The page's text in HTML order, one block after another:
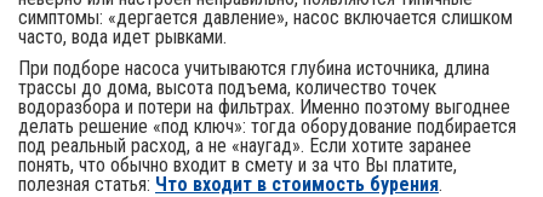
симптомы: «дергается давление», насос включается слишком
часто, вода идет рывками.
При подборе насоса учитываются глубина источника, длина
трассы до дома, высота подъема, количество точек
водоразбора и потери на фильтрах. Именно поэтому выгоднее
делать решение «под ключ»: тогда оборудование подбирается
под реальный расход, а не «наугад». Если хотите заранее
понять, что обычно входит в смету и за что Вы платите,
полезная статья: Что входит в стоимость бурения.